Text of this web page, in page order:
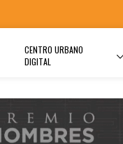
CENTRO URBANO
DIGITAL